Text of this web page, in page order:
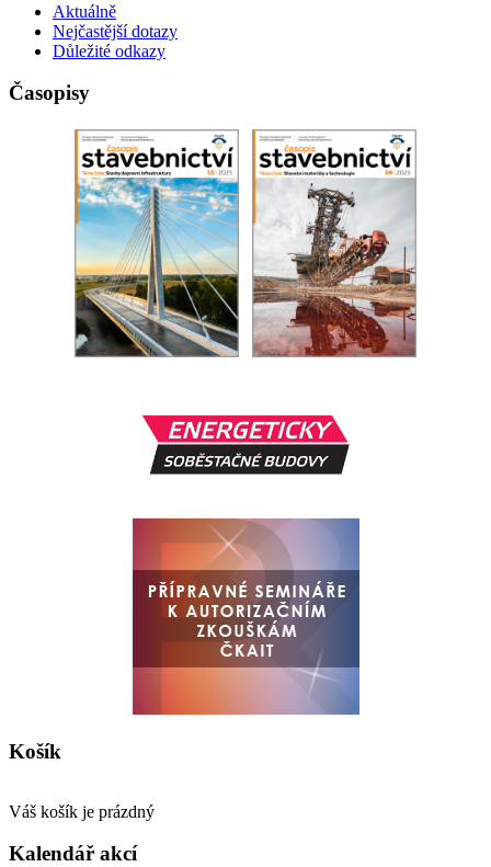
Aktuálně
Nejčastější dotazy
Důležité odkazy
Časopisy
Košík
Váš košík je prázdný
Kalendář akcí